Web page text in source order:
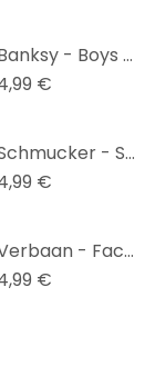
Leinwandbild Banksy - Boys drawing
€
Leinwandbild Schmucker - Sonnenlicht - Panorama
€
Leinwandbild Verbaan - Face like a Melody
€